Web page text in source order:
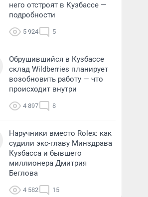
него отстроят в Кузбассе —
подробности
5 924 5
Обрушившийся в Кузбассе
склад Wildberries планирует
возобновить работу — что
происходит внутри
4 897 8
Наручники вместо Rolex: как
судили экс-главу Минздрава
Кузбасса и бывшего
миллионера Дмитрия
Беглова
4 582 15